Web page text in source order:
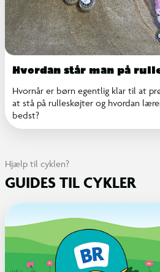
Hvordan står man på
Hvornår er børn egentlig klar til at
at stå på rulleskøjter og hvordan
bedst?
Hjælp til cyklen?
GUIDES TIL CYKLER